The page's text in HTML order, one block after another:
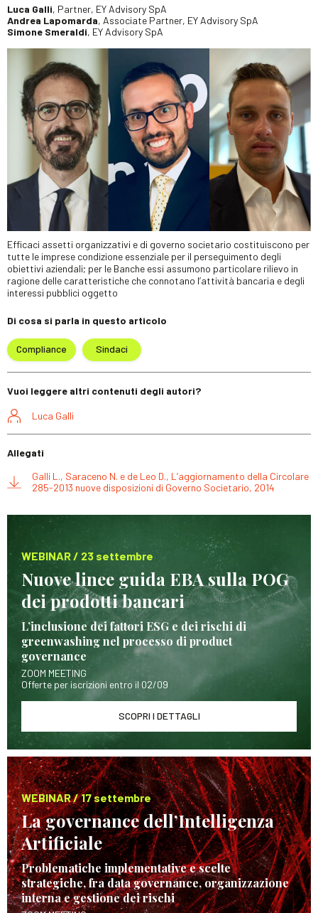
Luca Galli, Partner, EY Advisory SpA
Andrea Lapomarda, Associate Partner, EY Advisory SpA
Simone Smeraldi, EY Advisory SpA
Efficaci assetti organizzativi e di governo societario costituiscono per
tutte le imprese condizione essenziale per il perseguimento degli
obiettivi aziendali; per le Banche essi assumono particolare rilievo in
ragione delle caratteristiche che connotano l’attività bancaria e degli
interessi pubblici oggetto
Di cosa si parla in questo articolo
Compliance Sindaci
Vuoi leggere altri contenuti degli autori?
Luca Galli
Allegati
Galli L., Saraceno N. e de Leo D., L’aggiornamento della Circolare
285-2013 nuove disposizioni di Governo Societario, 2014
WEBINAR / 23 settembre
Nuove linee guida EBA sulla POG
dei prodotti bancari
L’inclusione dei fattori ESG e dei rischi di
greenwashing nel processo di product
governance
ZOOM MEETING
Offerte per iscrizioni entro il 02/09
SCOPRI I DETTAGLI
WEBINAR / 17 settembre
La governance dell’Intelligenza
Artificiale
Problematiche implementative e scelte
strategiche, fra data governance, organizzazione
interna e gestione dei rischi